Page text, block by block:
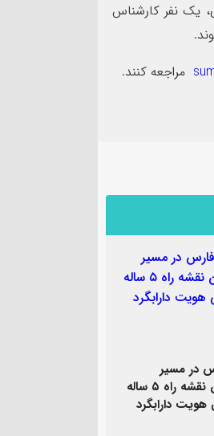
یک نفر کارشناس
مراجعه کنند.
در مسیر
یونسکو/تدوین نقشه راه ۵ ساله
هویت دارابگرد
نیازمند توجه ویژه